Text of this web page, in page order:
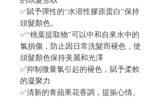
✅賦予彈性的“水溶性膠原蛋白”保持
頭髮顏色。
✅“桃葉提取物”可以中和自來水中的
氯損傷，防止因日常洗髮而褪色，使
頭髮顏色保持美麗和光澤
✅抑制微量氯引起的褪色，賦予柔軟
的凝聚力
✅清新的青蘋果花香調，提振心情。